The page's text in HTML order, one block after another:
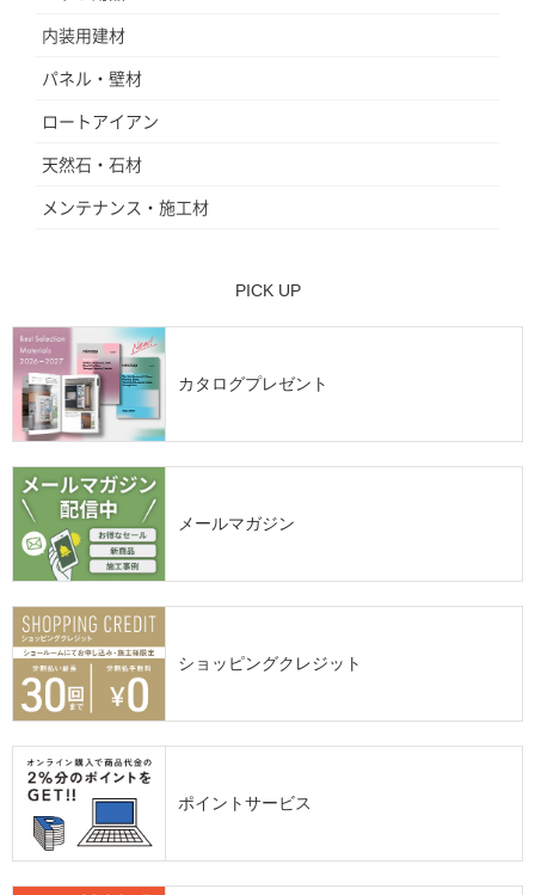
内装用建材
パネル・壁材
ロートアイアン
天然石・石材
メンテナンス・施工材
PICK UP
カタログプレゼント
メールマガジン
ショッピングクレジット
ポイントサービス